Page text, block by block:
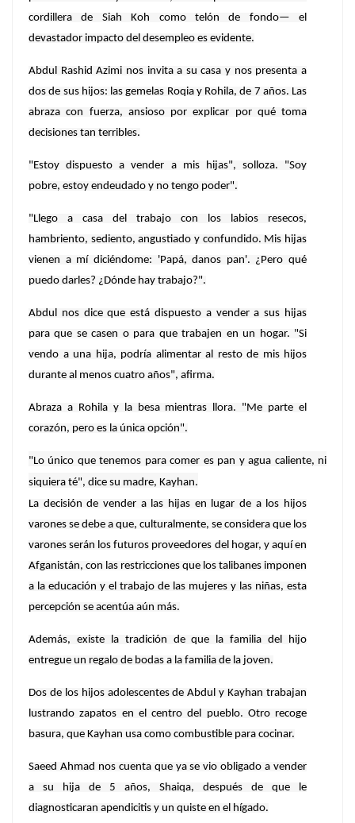
cordillera de Siah Koh como telón de fondo— el
devastador impacto del desempleo es evidente.
Abdul Rashid Azimi nos invita a su casa y nos presenta a
dos de sus hijos: las gemelas Roqia y Rohila, de 7 años. Las
abraza con fuerza, ansioso por explicar por qué toma
decisiones tan terribles.
"Estoy dispuesto a vender a mis hijas", solloza. "Soy
pobre, estoy endeudado y no tengo poder".
"Llego a casa del trabajo con los labios resecos,
hambriento, sediento, angustiado y confundido. Mis hijas
vienen a mí diciéndome: 'Papá, danos pan'. ¿Pero qué
puedo darles? ¿Dónde hay trabajo?".
Abdul nos dice que está dispuesto a vender a sus hijas
para que se casen o para que trabajen en un hogar. "Si
vendo a una hija, podría alimentar al resto de mis hijos
durante al menos cuatro años", afirma.
Abraza a Rohila y la besa mientras llora. "Me parte el
corazón, pero es la única opción".
"Lo único que tenemos para comer es pan y agua caliente, ni
siquiera té", dice su madre, Kayhan.
La decisión de vender a las hijas en lugar de a los hijos
varones se debe a que, culturalmente, se considera que los
varones serán los futuros proveedores del hogar, y aquí en
Afganistán, con las restricciones que los talibanes imponen
a la educación y el trabajo de las mujeres y las niñas, esta
percepción se acentúa aún más.
Además, existe la tradición de que la familia del hijo
entregue un regalo de bodas a la familia de la joven.
Dos de los hijos adolescentes de Abdul y Kayhan trabajan
lustrando zapatos en el centro del pueblo. Otro recoge
basura, que Kayhan usa como combustible para cocinar.
Saeed Ahmad nos cuenta que ya se vio obligado a vender
a su hija de 5 años, Shaiqa, después de que le
diagnosticaran apendicitis y un quiste en el hígado.